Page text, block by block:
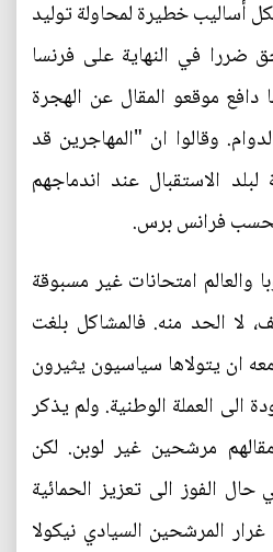
أساليب خطيرة لمحاولة توليد
ضررا في النهاية على فرنسا
دافع موقعو المقال عن الهجرة
وقالوا ان "المهاجرين قد
الاستقبال عند اندماجهم
فرانس برس.
والعالم امتحانات غير مسبوقة
لا الحد منه. فالمشاكل بلغت
ان يتولاها سياسيون يثيرون
الى العملة الوطنية. ولم يذكر
الـ25 في مقالهم مرشحين غير لوبن. لكن
الفوز الى تعزيز الحمائية
المرشحين السيادي نيكولا